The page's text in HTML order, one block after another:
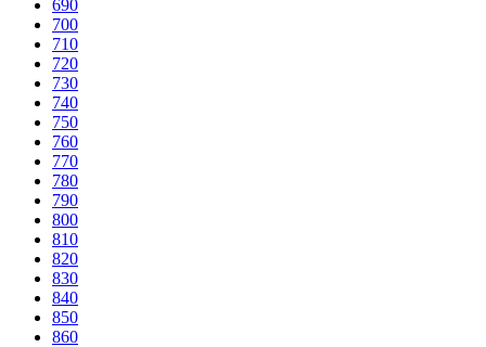
690
700
710
720
730
740
750
760
770
780
790
800
810
820
830
840
850
860